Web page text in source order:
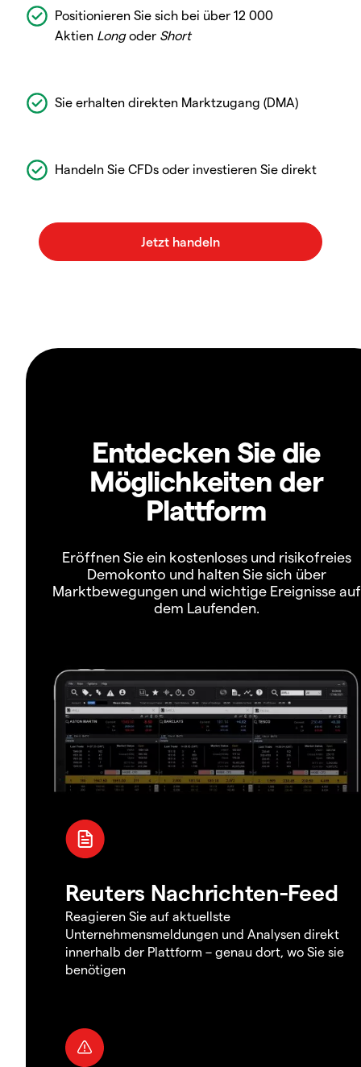
Positionieren Sie sich bei über 12 000
Aktien Longoder Short
Sie erhalten direkten Marktzugang (DMA)
Handeln Sie CFDs oder investieren Sie direkt
Entdecken Sie die
Möglichkeiten der
Plattform
Eröffnen Sie ein kostenloses und risikofreies
Demokonto und halten Sie sich über
Marktbewegungen und wichtige Ereignisse auf
dem Laufenden.
Reuters Nachrichten-Feed
Reagieren Sie auf aktuellste
Unternehmensmeldungen und Analysen direkt
innerhalb der Plattform – genau dort, wo Sie sie
benötigen